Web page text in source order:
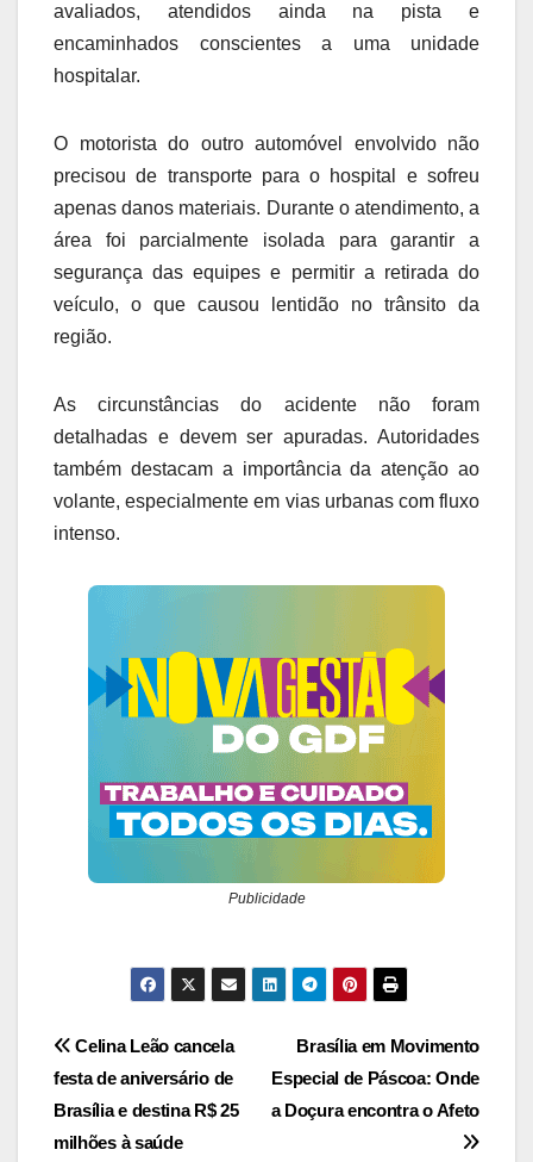
avaliados, atendidos ainda na pista e
encaminhados conscientes a uma unidade
hospitalar.
O motorista do outro automóvel envolvido não
precisou de transporte para o hospital e sofreu
apenas danos materiais. Durante o atendimento, a
área foi parcialmente isolada para garantir a
segurança das equipes e permitir a retirada do
veículo, o que causou lentidão no trânsito da
região.
As circunstâncias do acidente não foram
detalhadas e devem ser apuradas. Autoridades
também destacam a importância da atenção ao
volante, especialmente em vias urbanas com fluxo
intenso.
Publicidade
Navegação
de
Post
Brasília em Movimento
Especial de Páscoa: Onde
a Doçura encontra o Afeto
Celina Leão cancela
festa de aniversário de
Brasília e destina R$ 25
milhões à saúde